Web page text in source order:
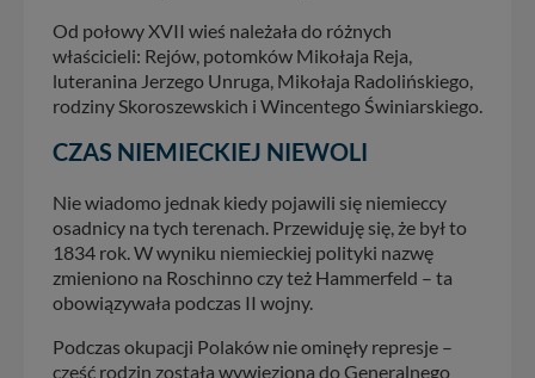
Od połowy XVII wieś należała do różnych
właścicieli: Rejów, potomków Mikołaja Reja,
luteranina Jerzego Unruga, Mikołaja Radolińskiego,
rodziny Skoroszewskich i Wincentego Świniarskiego.
CZAS NIEMIECKIEJ NIEWOLI
Nie wiadomo jednak kiedy pojawili się niemieccy
osadnicy na tych terenach. Przewiduję się, że był to
1834 rok. W wyniku niemieckiej polityki nazwę
zmieniono na Roschinno czy też Hammerfeld – ta
obowiązywała podczas II wojny.
Podczas okupacji Polaków nie ominęły represje –
część rodzin została wywieziona do Generalnego